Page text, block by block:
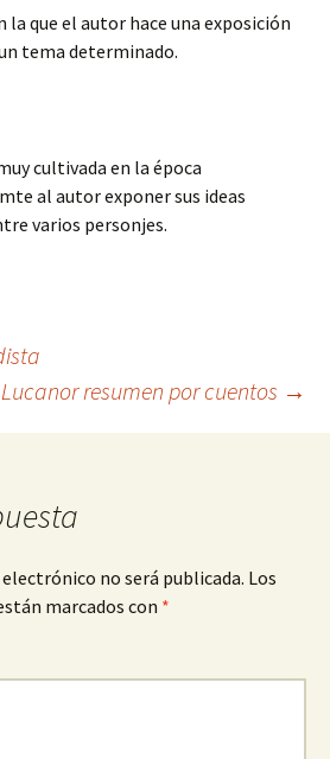
la que el autor hace una exposición
tema determinado.
cultivada en la época
al autor exponer sus ideas
varios personjes.
resumen por cuentos →
no será publicada. Los
marcados con *